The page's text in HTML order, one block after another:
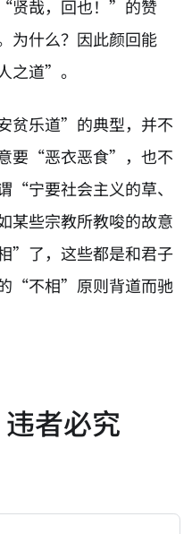
贤哉，回也！”的赞
为什么？因此颜回能
之道”。
贫乐道”的典型，并不
要“恶衣恶食”，也不
“宁要社会主义的草、
某些宗教所教唆的故意
”了，这些都是和君子
“不相”原则背道而驰
者必究